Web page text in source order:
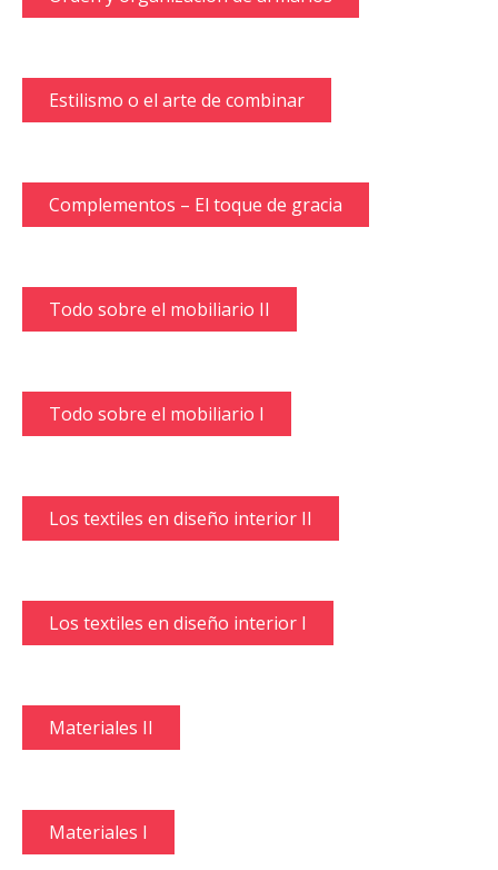
Estilismo o el arte de combinar
Complementos – El toque de gracia
Todo sobre el mobiliario II
Todo sobre el mobiliario I
Los textiles en diseño interior II
Los textiles en diseño interior I
Materiales II
Materiales I